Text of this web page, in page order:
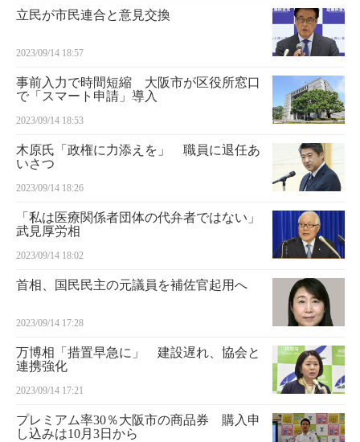
立民が市民連合と意見交換
2023/09/14 18:57
事前入力で時間短縮 大阪市が区役所窓口
で「スマート申請」導入
2023/09/14 18:53
木原氏「政権に力添えを」 職員に退任あ
いさつ
2023/09/14 18:26
「私は医療関係者団体の代弁者ではない」
武見厚労相
2023/09/14 18:02
首相、国民民主の元議員を補佐官起用へ
2023/09/14 17:28
万博相「措置早急に」 建設遅れ、協会と
連携強化
2023/09/14 17:21
プレミアム率30％大阪市の商品券 購入申
し込みは10月3日から